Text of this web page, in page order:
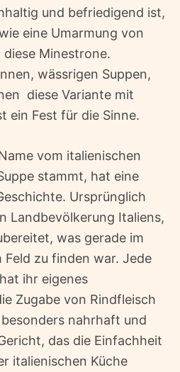
und befriedigend ist,
eine Umarmung von
diese Minestrone.
wässrigen Suppen,
 diese Variante mit
ein Fest für die Sinne.
vom italienischen
stammt, hat eine
Ursprünglich
Landbevölkerung Italiens,
was gerade im
zu finden war. Jede
ihr eigenes
Zugabe von Rindfleisch
nahrhaft und
das die Einfachheit
italienischen Küche